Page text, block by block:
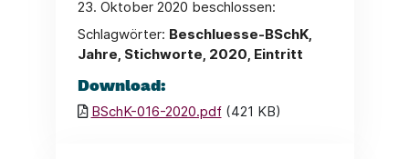
23. Oktober 2020 beschlossen:
Schlagwörter: Beschluesse-BSchK,
Jahre, Stichworte, 2020, Eintritt
Download:
BSchK-016-2020.pdf(421 KB)